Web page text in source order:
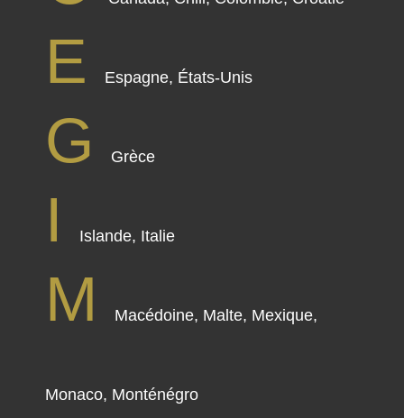
E Espagne, États-Unis
G Grèce
I Islande, Italie
M Macédoine, Malte, Mexique,
Monaco, Monténégro